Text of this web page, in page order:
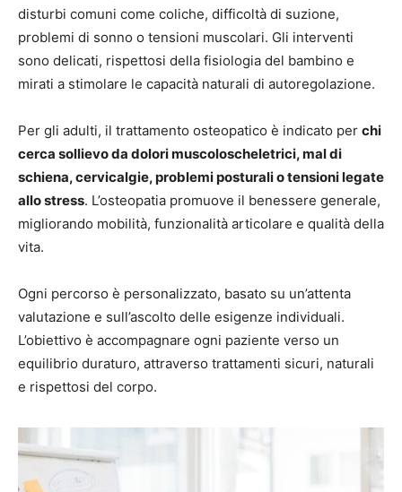
disturbi comuni come coliche, difficoltà di suzione,
problemi di sonno o tensioni muscolari. Gli interventi
sono delicati, rispettosi della fisiologia del bambino e
mirati a stimolare le capacità naturali di autoregolazione.
Per gli adulti, il trattamento osteopatico è indicato per chi
cerca sollievo da dolori muscoloscheletrici, mal di
schiena, cervicalgie, problemi posturali o tensioni legate
allo stress. L’osteopatia promuove il benessere generale,
migliorando mobilità, funzionalità articolare e qualità della
vita.
Ogni percorso è personalizzato, basato su un’attenta
valutazione e sull’ascolto delle esigenze individuali.
L’obiettivo è accompagnare ogni paziente verso un
equilibrio duraturo, attraverso trattamenti sicuri, naturali
e rispettosi del corpo.